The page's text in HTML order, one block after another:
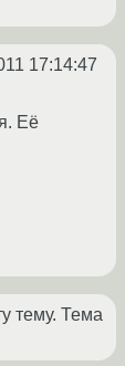
17:14:47
Её
тему. Тема